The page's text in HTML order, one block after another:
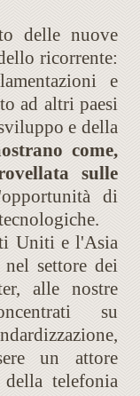
delle nuove
ricorrente:
e
ad altri paesi
e della
come,
sulle
di
Uniti e l'Asia
settore dei
alle nostre
su
un attore
telefonia